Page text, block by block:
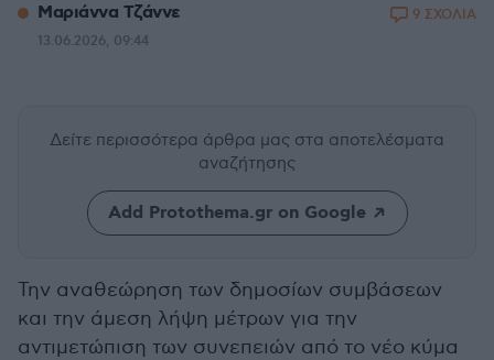
Μαριάννα Τζάννε
13.06.2026, 09:44
9 ΣΧΟΛΙΑ
Δείτε περισσότερα άρθρα μας στα αποτελέσματα
αναζήτησης
Add Protothema.gr on Google
Την αναθεώρηση των δημοσίων συμβάσεων
και την άμεση λήψη μέτρων για την
αντιμετώπιση των συνεπειών από το νέο κύμα